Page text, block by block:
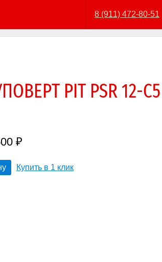
8 (911) 472-80-51
PIT PSR 12-C5
₽
Купить в 1 клик